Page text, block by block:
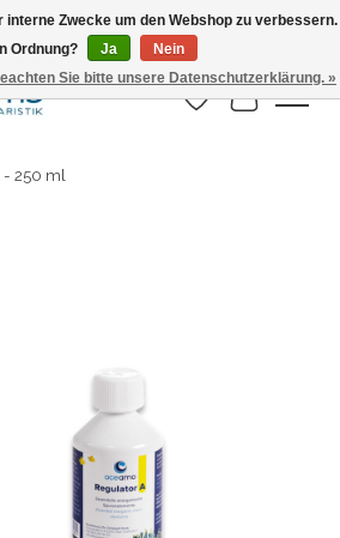
15.00 Uhr
Wunschzettel
Ihr
- 250 ml
Zwecke um den Webshop zu verbessern.
Ordnung?
Ja
Nein
Sie bitte unsere Datenschutzerklärung. »